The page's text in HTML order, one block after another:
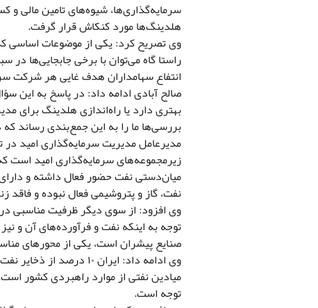
سرمایه‌گذاری‌ها، شیوه‌های تامین مالی
هلدینگ‌ها مورد کنکاش قرار گرفت.
وی تصریح کرد: یکی از موضوعات اساسی
راستا گاه می‌توان با برخی جابجایی‌ها
انتفاع سهامداران هدف غایی هر شرکت
صالح آبادی ادامه داد: در پاسخ به این
بهتری دارد یا راه‌اندازی هلدینگ برای
بررسی‌ها ما را به این جمع‌بندی
مدیرعامل مدیریت سرمایه‌گذاری امید
زیرمجموعه‌های سرمایه‌گذاری امید است
میان‌دستی نفت حضور فعال داشته و دارای
نفت، گاز و پتروشیمی فعال نبوده و
وی افزود: از سوی دیگر ظرفیت مناسبی
توجه به اینکه نفت و فرآورده‌های آن و
صنایع پیشران است، یکی از محورهای
میادین نفتی از موارد راهبردی کشور
توجه است.